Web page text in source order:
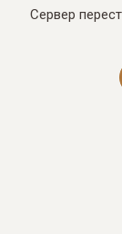
Сервер